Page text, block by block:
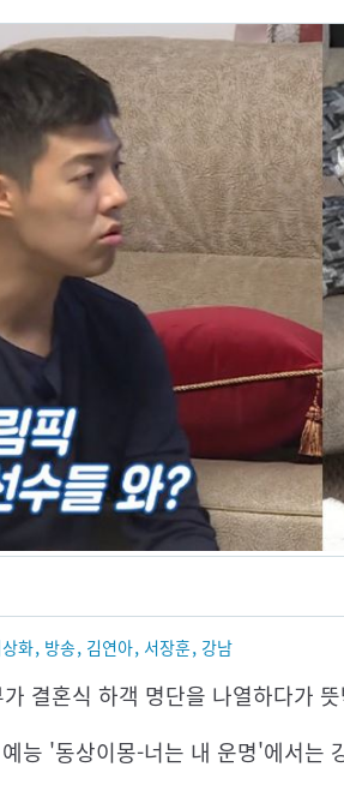
화, 방송, 김연아, 서장훈, 강남
결혼식 하객 명단을 나열하다가
능 '동상이몽-너는 내 운명'에서는